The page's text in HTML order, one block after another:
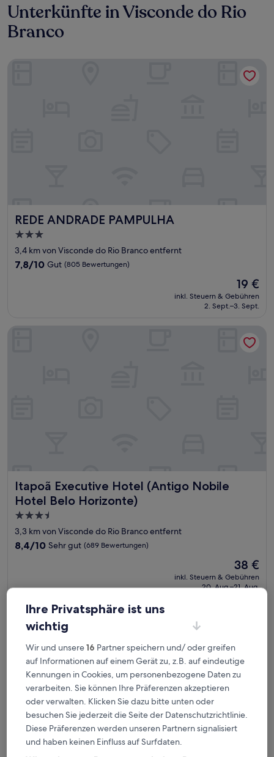
Unterkünfte in Visconde do Rio
Branco
REDE ANDRADE PAMPULHA
REDE ANDRADE PAMPULHA
3.0-
Sterne-
Unterkunft
3,4 km von Visconde do Rio Branco entfernt
7.8
7,8/10 Gut (805 Bewertungen)
Der
Preis
beträgt
19 €
inkl. Steuern & Gebühren
2. Sept.–3. Sept.
Itapoã Executive Hotel (Antigo Nobile
Hotel Belo Horizonte)
Itapoã Executive Hotel (Antigo Nobile Hotel Belo
3.5-
Sterne-
Unterkunft
3,3 km von Visconde do Rio Branco entfernt
8.4
gut,
Bewertungen)
8,4/10 Sehr gut (689 Bewertungen)
Der
Preis
beträgt
38 €
inkl. Steuern & Gebühren
20. Aug.–21. Aug.
Itapoã Executive Hotel (Antigo Nobile Hotel Belo
Pampulha Design Hotel
Ihre Privatsphäre ist uns
wichtig
Wir und unsere16 Partner speichern und/ oder greifen
auf Informationen auf einem Gerät zu, z.B. auf eindeutige
Kennungen in Cookies, um personenbezogene Daten zu
verarbeiten. Sie können Ihre Präferenzen akzeptieren
oder verwalten. Klicken Sie dazu bitte unten oder
besuchen Sie jederzeit die Seite der Datenschutzrichtlinie.
Diese Präferenzen werden unseren Partnern signalisiert
und haben keinen Einfluss auf Surfdaten.